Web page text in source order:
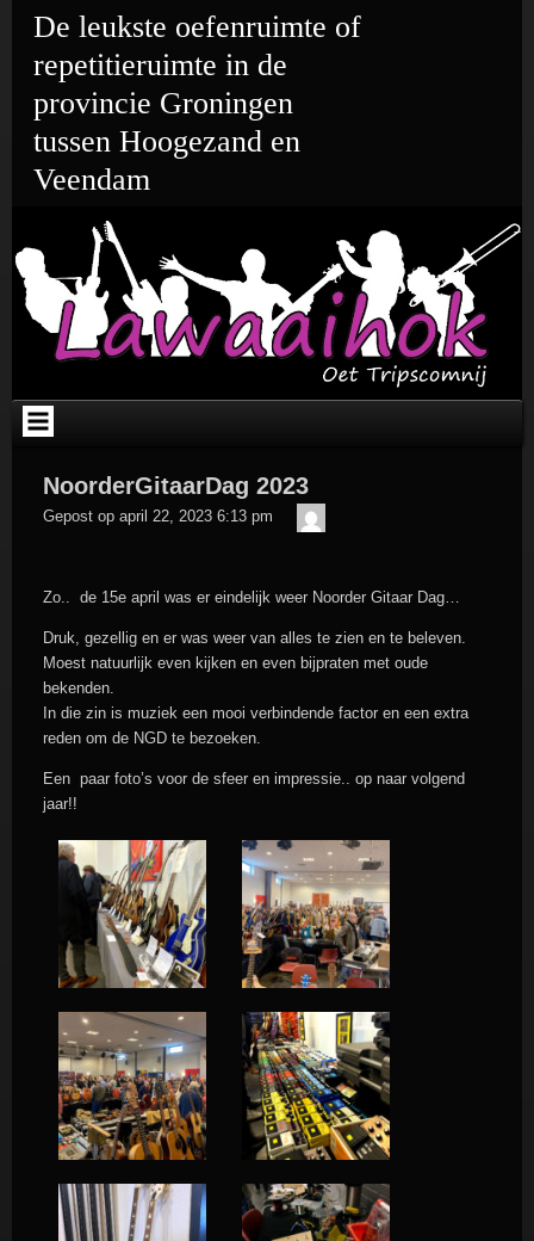
naar
inhoud
De leukste oefenruimte of
repetitieruimte in de
provincie Groningen
tussen Hoogezand en
Veendam
NoorderGitaarDag 2023
Gepost op april 22, 2023 6:13 pm
Zo.. de 15e april was er eindelijk weer Noorder Gitaar Dag…
Druk, gezellig en er was weer van alles te zien en te beleven.
Moest natuurlijk even kijken en even bijpraten met oude
bekenden.
In die zin is muziek een mooi verbindende factor en een extra
reden om de NGD te bezoeken.
Een paar foto’s voor de sfeer en impressie.. op naar volgend
jaar!!